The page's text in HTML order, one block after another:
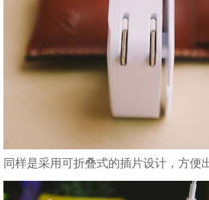
同样是采用可折叠式的插片设计，方便